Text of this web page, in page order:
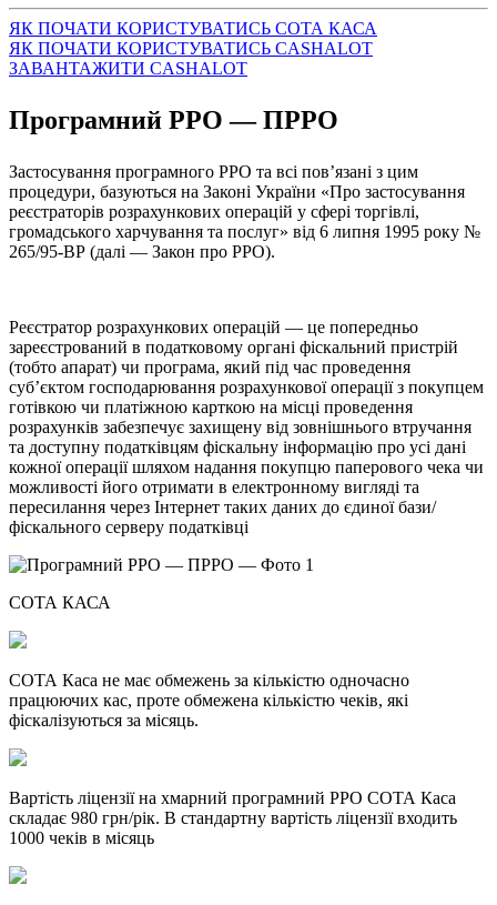
ЯК ПОЧАТИ КОРИСТУВАТИСЬ СОТА КАСА
ЯК ПОЧАТИ КОРИСТУВАТИСЬ CASHALOT
ЗАВАНТАЖИТИ CASHALOT
Програмний PPO — ПРРО
Застосування програмного РРО та всі пов’язані з цим
процедури, базуються на Законі України «Про застосування
реєстраторів розрахункових операцій у сфері торгівлі,
громадського харчування та послуг» від 6 липня 1995 року №
265/95-ВР (далі — Закон про РРО).
Реєстратор розрахункових операцій — це попередньо
зареєстрований в податковому органі фіскальний пристрій
(тобто апарат) чи програма, який під час проведення
суб’єктом господарювання розрахункової операції з покупцем
готівкою чи платіжною карткою на місці проведення
розрахунків забезпечує захищену від зовнішнього втручання
та доступну податківцям фіскальну інформацію про усі дані
кожної операції шляхом надання покупцю паперового чека чи
можливості його отримати в електронному вигляді та
пересилання через Інтернет таких даних до єдиної бази/
фіскального серверу податківці
СОТА КАСА
СОТА Каса не має обмежень за кількістю одночасно
працюючих кас, проте обмежена кількістю чеків, які
фіскалізуються за місяць.
Вартість ліцензії на хмарний програмний РРО СОТА Каса
складає 980 грн/рік. В стандартну вартість ліцензії входить
1000 чеків в місяць